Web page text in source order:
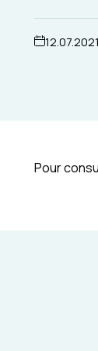
12.07.2021
Pour